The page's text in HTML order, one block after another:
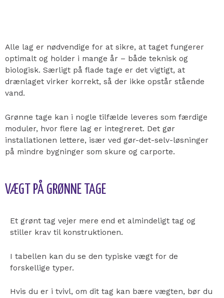
Alle lag er nødvendige for at sikre, at taget fungerer
optimalt og holder i mange år – både teknisk og
biologisk. Særligt på flade tage er det vigtigt, at
drænlaget virker korrekt, så der ikke opstår stående
vand.
Grønne tage kan i nogle tilfælde leveres som færdige
moduler, hvor flere lag er integreret. Det gør
installationen lettere, især ved gør-det-selv-løsninger
på mindre bygninger som skure og carporte.
VÆGT PÅ GRØNNE TAGE
Et grønt tag vejer mere end et almindeligt tag og
stiller krav til konstruktionen.
I tabellen kan du se den typiske vægt for de
forskellige typer.
Hvis du er i tvivl, om dit tag kan bære vægten, bør du